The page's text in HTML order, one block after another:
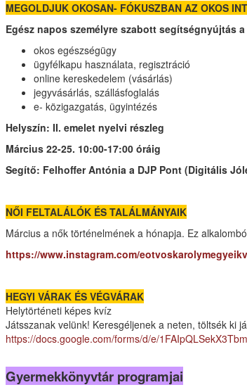
MEGOLDJUK OKOSAN- FÓKUSZBAN AZ OKOS
Egész napos személyre szabott segítségnyújtás
okos egészségügy
ügyfélkapu használata, regisztráció
online kereskedelem (vásárlás)
jegyvásárlás, szállásfoglalás
e- közigazgatás, ügyintézés
Helyszín: II. emelet nyelvi részleg
Március 22-25. 10:00-17:00 óráig
Segítő: Felhoffer Antónia a DJP Pont (Digitális
NŐI FELTALÁLÓK ÉS TALÁLMÁNYAIK
Március a nők történelmének a hónapja. Ez
https://www.instagram.com/
HEGYI VÁRAK ÉS VÉGVÁRAK
Helytörténeti képes kvíz
Játsszanak velünk! Keresgéljenek a neten, töltsék ki
https://docs.google.com/forms/d/e/
Gyermekkönyvtár programjai